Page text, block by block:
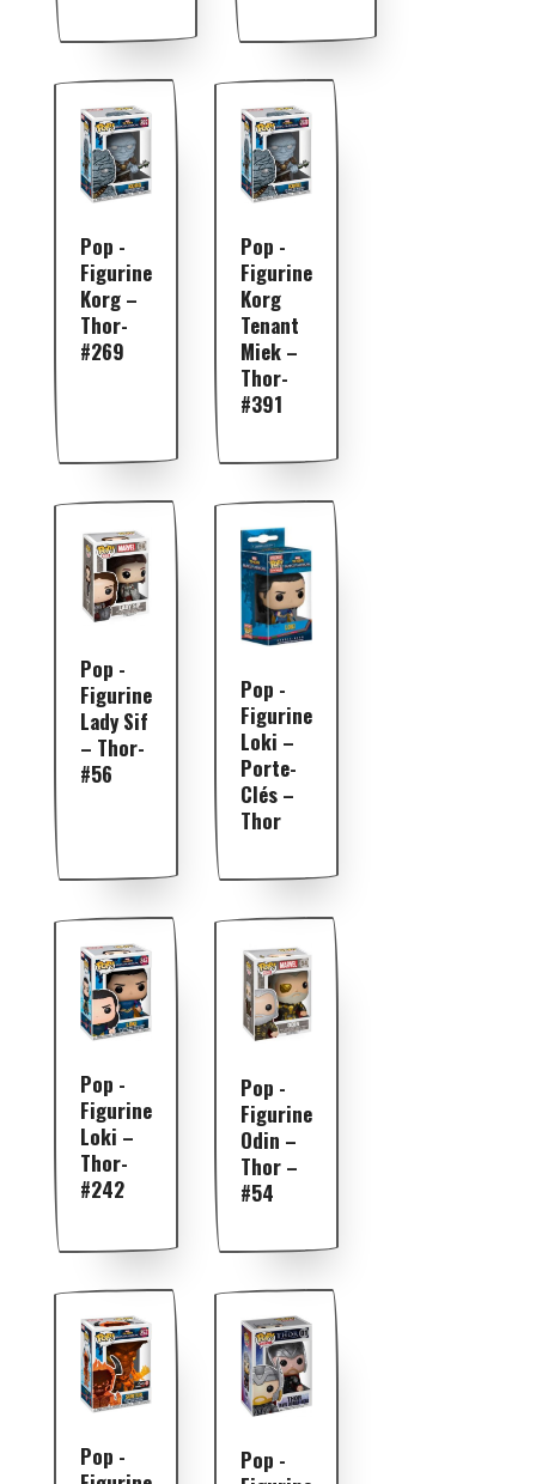
Pop -
Figurine
Korg –
Thor-
#269
Pop -
Figurine
Korg
Tenant
Miek –
Thor-
#391
Pop -
Figurine
Lady Sif
– Thor-
#56
Pop -
Figurine
Loki –
Porte-
Clés –
Thor
Pop -
Figurine
Loki –
Thor-
#242
Pop -
Figurine
Odin –
Thor –
#54
Pop -
Pop -